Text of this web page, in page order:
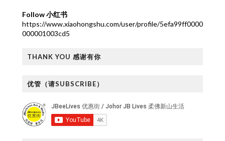
Follow 小红书
https://www.xiaohongshu.com/user/profile/5efa99ff0000
000001003cd5
THANK YOU 感谢有你
优管（请SUBSCRIBE）